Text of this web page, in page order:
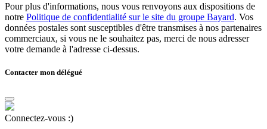
Pour plus d'informations, nous vous renvoyons aux dispositions de
notre Politique de confidentialité sur le site du groupe Bayard. Vos
données postales sont susceptibles d'être transmises à nos partenaires
commerciaux, si vous ne le souhaitez pas, merci de nous adresser
votre demande à l'adresse ci-dessus.
Contacter mon délégué
Connectez-vous :)